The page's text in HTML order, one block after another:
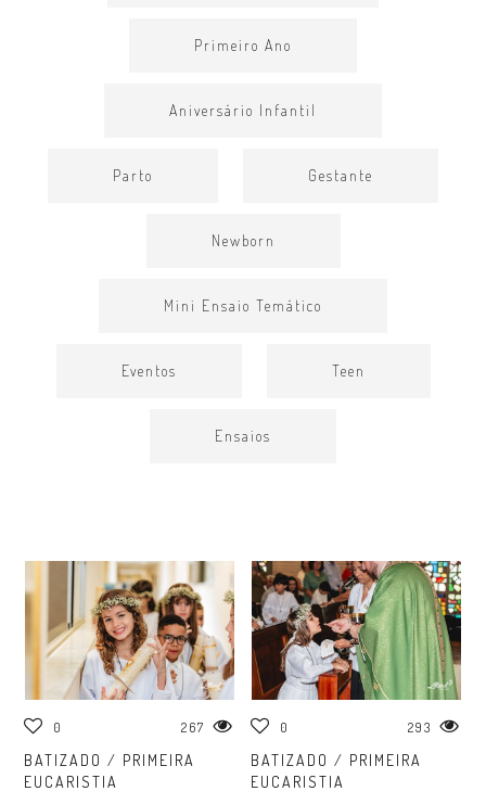
Primeiro Ano
Aniversário Infantil
Parto Gestante
Newborn
Mini Ensaio Temático
Eventos Teen
Ensaios
0 267
BATIZADO / PRIMEIRA
EUCARISTIA
0 293
BATIZADO / PRIMEIRA
EUCARISTIA